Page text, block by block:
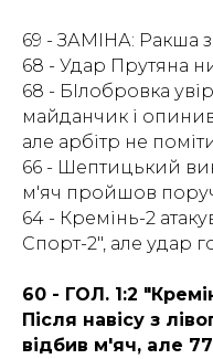
69 - ЗАМІНА: Ракша
68 - Удар Прутяна
68 - БІлобровка
майданчик і
але арбітр не
66 - Шептицький
м'яч пройшов
64 - Кремінь-2
Спорт-2", але удар
60 - ГОЛ. 1:2
Після навісу з
відбив м'яч, але